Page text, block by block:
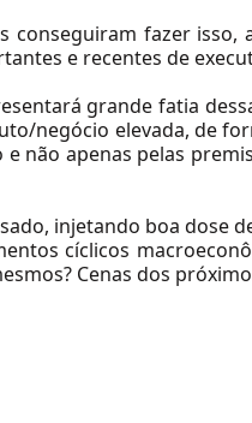
fazer
e recentes de
grande fatia
negócio elevada, de
não apenas pelas
injetando boa
cíclicos
Cenas dos